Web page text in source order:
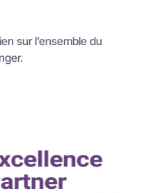
sur l’ensemble du